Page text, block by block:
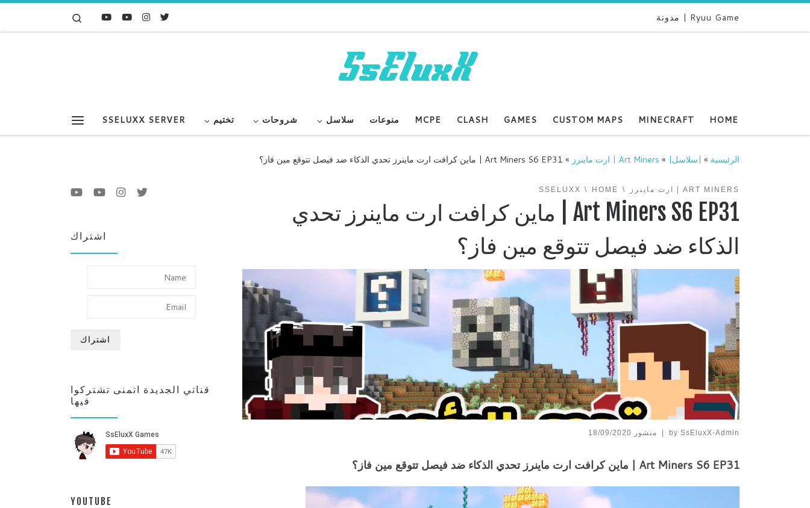
Skip to content Ryuu Game | مدونة
HOME
MINECRAFT
CUSTOM MAPS
GAMES
CLASH
MCPE منوعات سلاسل شروحات تختيم
SSELUXX SERVER
الرئيسية » |سلاسل| » Art Miners | ارت ماينرز » Art Miners S6 EP31 | ماين كرافت ارت ماينرز تحدي الذكاء ضد فيصل تتوقع مين فاز؟
ART MINERS | ارت ماينرز HOME
SSELUXX
Art Miners S6 EP31 | ماين كرافت ارت ماينرز تحدي
الذكاء ضد فيصل تتوقع مين فاز؟
by SsEluxX-Admin
| منشور 18/09/2020
Art Miners S6 EP31 | ماين كرافت ارت ماينرز تحدي الذكاء ضد فيصل تتوقع مين فاز؟
اشتراك
قناتي الجديدة اتمنى تشتركوا
فيها
YOUTUBE